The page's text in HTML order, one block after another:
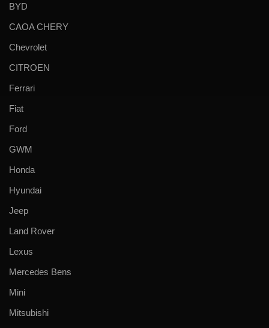
BYD
CAOA CHERY
Chevrolet
CITROEN
Ferrari
Fiat
Ford
GWM
Honda
Hyundai
Jeep
Land Rover
Lexus
Mercedes Bens
Mini
Mitsubishi